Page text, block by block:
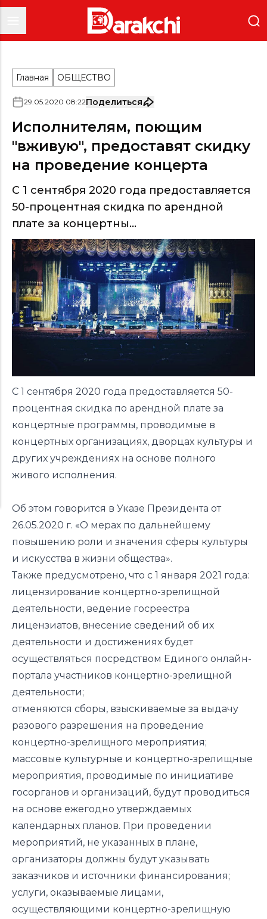
Главная ОБЩЕСТВО
29.05.2020 08:22Поделиться
Исполнителям, поющим
"вживую", предоставят скидку
на проведение концерта
С 1 сентября 2020 года предоставляется
50-процентная скидка по арендной
плате за концертны...
С 1 сентября 2020 года предоставляется 50-
процентная скидка по арендной плате за
концертные программы, проводимые в
концертных организациях, дворцах культуры и
других учреждениях на основе полного
живого исполнения.
Об этом говорится в Указе Президента от
26.05.2020 г. «О мерах по дальнейшему
повышению роли и значения сферы культуры
и искусства в жизни общества».
Также предусмотрено, что с 1 января 2021 года:
лицензирование концертно-зрелищной
деятельности, ведение госреестра
лицензиатов, внесение сведений об их
деятельности и достижениях будет
осуществляться посредством Единого онлайн-
портала участников концертно-зрелищной
деятельности;
отменяются сборы, взыскиваемые за выдачу
разового разрешения на проведение
концертно-зрелищного мероприятия;
массовые культурные и концертно-зрелищные
мероприятия, проводимые по инициативе
госорганов и организаций, будут проводиться
на основе ежегодно утверждаемых
календарных планов. При проведении
мероприятий, не указанных в плане,
организаторы должны будут указывать
заказчиков и источники финансирования;
услуги, оказываемые лицами,
осуществляющими концертно-зрелищную